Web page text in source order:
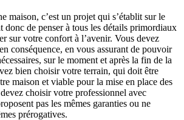
maison, c’est un projet qui s’établit sur le
de penser à tous les détails primordiaux
sur votre confort à l’avenir. Vous devez
conséquence, en vous assurant de pouvoir
sur le moment et après la fin de la
bien choisir votre terrain, qui doit être
maison et viable pour la mise en place des
choisir votre professionnel avec
pas les mêmes garanties ou ne
prérogatives.